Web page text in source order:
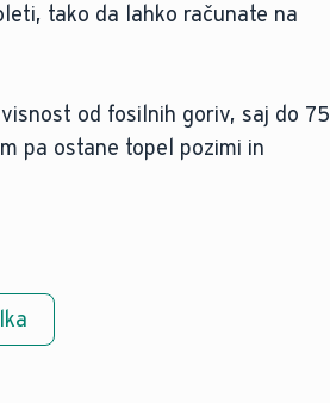
tako da lahko računate na
od fosilnih goriv, saj do 75
pa ostane topel pozimi in